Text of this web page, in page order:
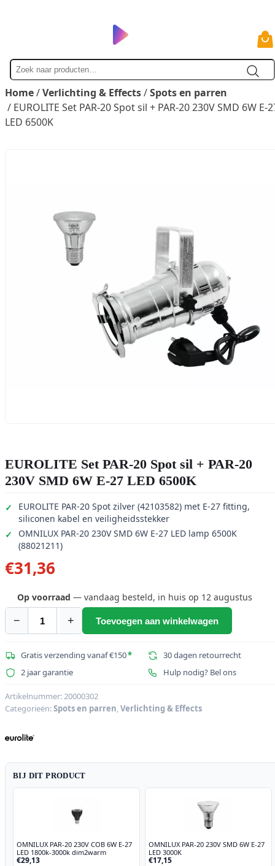
Zoek
naar
Home/Verlichting & Effects/Spots en parren
/ EUROLITE Set PAR-20 Spot sil + PAR-20 230V SMD 6W E-
LED 6500K
EUROLITE Set PAR-20 Spot sil + PAR-20
230V SMD 6W E-27 LED 6500K
EUROLITE PAR-20 Spot zilver (42103582) met E-27 fitting,
siliconen kabel en veiligheidsstekker
OMNILUX PAR-20 230V SMD 6W E-27 LED lamp 6500K
(88021211)
€31,36
Op voorraad — vandaag besteld, in huis op 12 augustus
−
EUROLITE
PAR-
20
sil
+
6W
aantal
+ Toevoegen aan winkelwagen
Gratis verzending vanaf €150*
30 dagen retourrecht
2 jaar garantie
Hulp nodig? Bel ons
Artikelnummer:20000302
Categorieën:Spots en parren,Verlichting & Effects
BIJ DIT PRODUCT
OMNILUX PAR-20 230V COB 6W E-27
LED 1800k-3000k dim2warm
€29,13
OMNILUX PAR-20 230V SMD 6W E-27
LED 3000K
€17,15